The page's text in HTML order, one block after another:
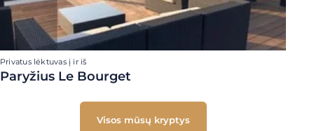
Privatus lėktuvas į ir iš
Paryžius Le Bourget
Visos mūsų kryptys